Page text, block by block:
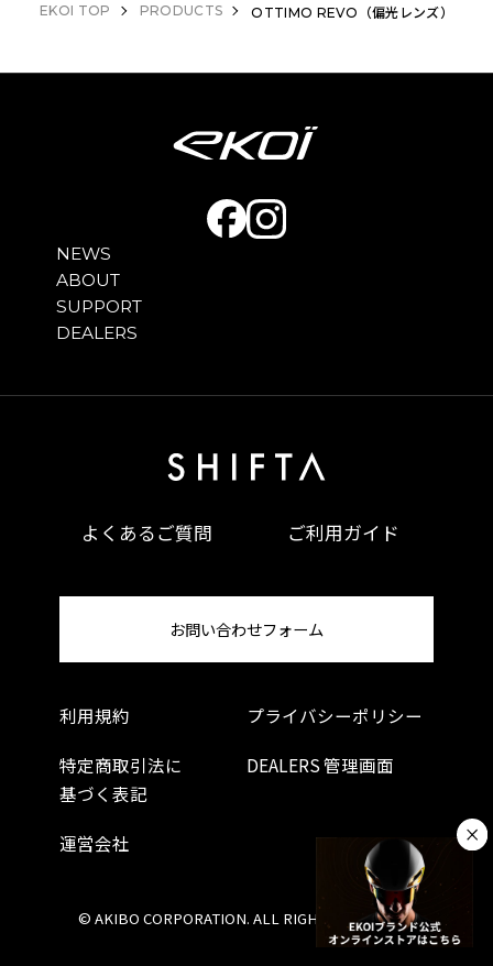
ることができるので、ライド中の激しい動きや長距
の見た目もすっきりとシンプルになりました。
に備えたプッシュボタンにより、ワンプッシュで容
EKOI TOP PRODUCTS OTTIMO REVO（偏光レンズ）
NEWS
ABOUT
SUPPORT
DEALERS
よくあるご質問 ご利用ガイド
利用規約 プライバシーポリシー
特定商取引法に
基づく表記
DEALERS 管理画面
運営会社
お問い合わせフォーム
© AKIBO CORPORATION. ALL RIGHTS RESERVED.